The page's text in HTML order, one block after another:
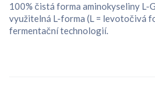
100% čistá forma aminokyseliny L-
využitelná L-forma (L = levotočivá
fermentační technologií.